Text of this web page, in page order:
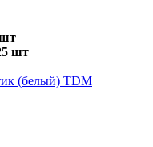
шт
(белый) TDM